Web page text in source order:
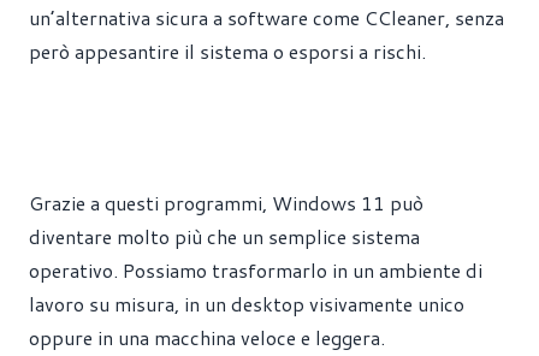
un’alternativa sicura a software come CCleaner, senza
però appesantire il sistema o esporsi a rischi.
Grazie a questi programmi, Windows 11 può
diventare molto più che un semplice sistema
operativo. Possiamo trasformarlo in un ambiente di
lavoro su misura, in un desktop visivamente unico
oppure in una macchina veloce e leggera.